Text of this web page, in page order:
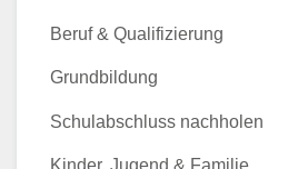
Beruf & Qualifizierung
Grundbildung
Schulabschluss nachholen